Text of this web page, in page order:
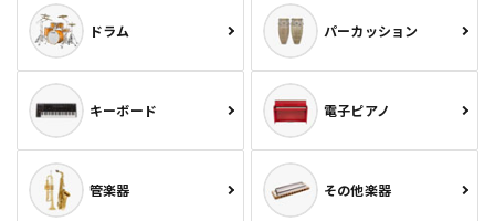
ドラム パーカッション
キーボード 電子ピアノ
管楽器 その他楽器